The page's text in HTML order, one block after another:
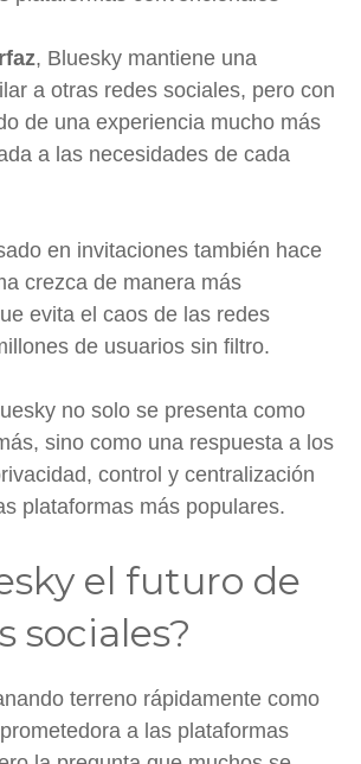
, Bluesky mantiene una
a otras redes sociales, pero con
de una experiencia mucho más
a las necesidades de cada
en invitaciones también hace
crezca de manera más
evita el caos de las redes
de usuarios sin filtro.
no solo se presenta como
sino como una respuesta a los
control y centralización
plataformas más populares.
el futuro de
sociales?
terreno rápidamente como
a las plataformas